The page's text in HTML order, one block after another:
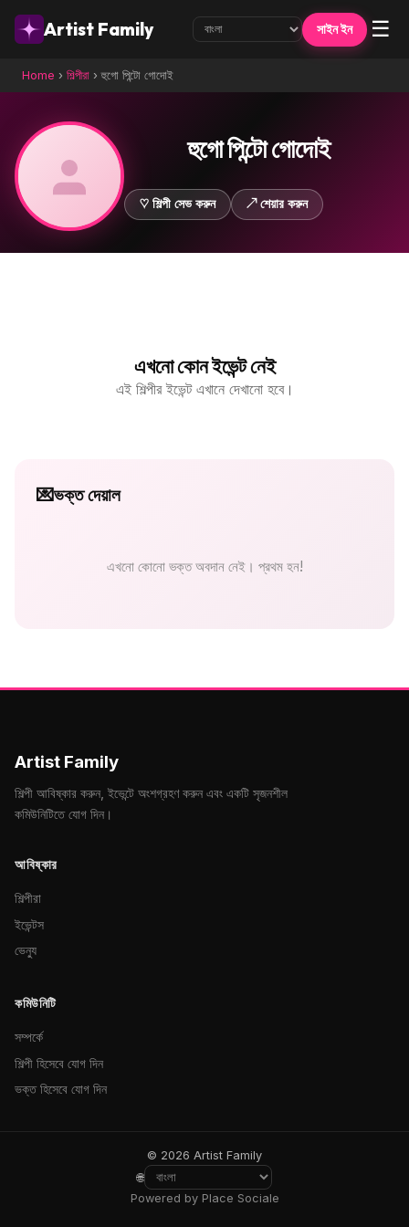
Artist Family সাইন ইন ☰
Home › শিল্পীরা ›হুগো পিন্টো গোদোই
হুগো পিন্টো গোদোই
♡ শিল্পী সেভ করুন ↗ শেয়ার করুন
এখনো কোন ইভেন্ট নেই
এই শিল্পীর ইভেন্ট এখানে দেখানো হবে।
💌ভক্ত দেয়াল
এখনো কোনো ভক্ত অবদান নেই। প্রথম হন!
Artist Family
শিল্পী আবিষ্কার করুন, ইভেন্টে অংশগ্রহণ করুন এবং একটি সৃজনশীল
কমিউনিটিতে যোগ দিন।
আবিষ্কার
শিল্পীরা
ইভেন্টস
ভেন্যু
কমিউনিটি
সম্পর্কে
শিল্পী হিসেবে যোগ দিন
ভক্ত হিসেবে যোগ দিন
© 2026 Artist Family
🌐
Powered by Place Sociale